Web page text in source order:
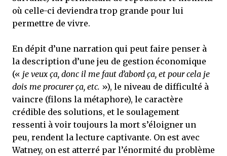
où celle-ci deviendra trop grande pour lui
permettre de vivre.
En dépit d’une narration qui peut faire penser à
la description d’une jeu de gestion économique
(« je veux ça, donc il me faut d’abord ça, et pour cela je
dois me procurer ça, etc. »), le niveau de difficulté à
vaincre (filons la métaphore), le caractère
crédible des solutions, et le soulagement
ressenti à voir toujours la mort s’éloigner un
peu, rendent la lecture captivante. On est avec
Watney, on est atterré par l’énormité du problème